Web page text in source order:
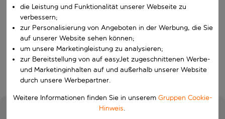
Wähle ein Ab- und Rückflugdatum aus.
Wer
Suchen
die Leistung und Funktionalität unserer Webseite zu
verbessern;
zur Personalisierung von Angeboten in der Werbung, die Sie
auf unserer Website sehen können;
um unsere Marketingleistung zu analysieren;
zur Bereitstellung von auf easyJet zugeschnittenen Werbe-
und Marketinginhalten auf und außerhalb unserer Website
durch unsere Werbepartner.
Weitere Informationen finden Sie in unserem Gruppen Cookie-
Hinweis.